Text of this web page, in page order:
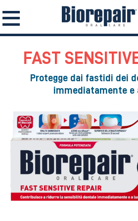
FAST
Protegge dai fastidi dei
immediatamente e